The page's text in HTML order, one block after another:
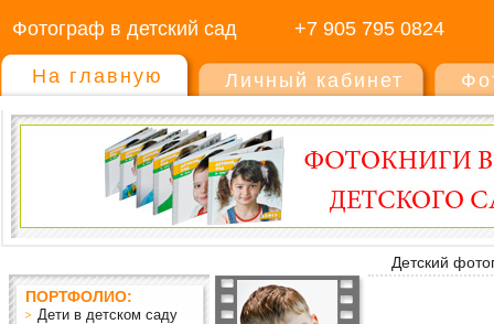
Фотограф в детский сад +7 905 795 0824
На главную Личный кабинет
Детский
ПОРТФОЛИО:
Дети в детском саду